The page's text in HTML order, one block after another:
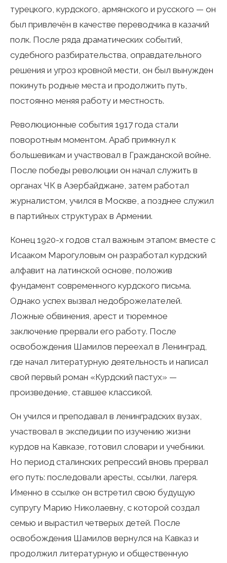
турецкого, курдского, армянского и русского — он
был привлечён в качестве переводчика в казачий
полк. После ряда драматических событий,
судебного разбирательства, оправдательного
решения и угроз кровной мести, он был вынужден
покинуть родные места и продолжить путь,
постоянно меняя работу и местность.
Революционные события 1917 года стали
поворотным моментом. Араб примкнул к
большевикам и участвовал в Гражданской войне.
После победы революции он начал служить в
органах ЧК в Азербайджане, затем работал
журналистом, учился в Москве, а позднее служил
в партийных структурах в Армении.
Конец 1920-х годов стал важным этапом: вместе с
Исааком Марогуловым он разработал курдский
алфавит на латинской основе, положив
фундамент современного курдского письма.
Однако успех вызвал недоброжелателей.
Ложные обвинения, арест и тюремное
заключение прервали его работу. После
освобождения Шамилов переехал в Ленинград,
где начал литературную деятельность и написал
свой первый роман «Курдский пастух» —
произведение, ставшее классикой.
Он учился и преподавал в ленинградских вузах,
участвовал в экспедиции по изучению жизни
курдов на Кавказе, готовил словари и учебники.
Но период сталинских репрессий вновь прервал
его путь: последовали аресты, ссылки, лагеря.
Именно в ссылке он встретил свою будущую
супругу Марию Николаевну, с которой создал
семью и вырастил четверых детей. После
освобождения Шамилов вернулся на Кавказ и
продолжил литературную и общественную